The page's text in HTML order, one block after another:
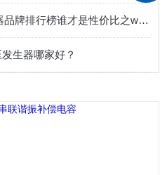
2025年zgf直流高压发生器品牌排行榜谁才是性价比之wang“”
生器哪家好？